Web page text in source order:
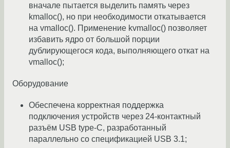
вначале пытается выделить память через
kmalloc(), но при необходимости откатывается
на vmalloc(). Применение kvmalloc() позволяет
избавить ядро от большой порции
дублирующегося кода, выполняющего откат на
vmalloc();
Оборудование
Обеспечена корректная поддержка
подключения устройств через 24-контактный
разъём USB type-C, разработанный
параллельно со спецификацией USB 3.1;